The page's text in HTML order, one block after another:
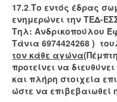
17.2.Το εντός έδρας
ενημερώνει την ΤΕΔ-
Τηλ: Ανδρικοπούλου
Τάνια 6974424268 )
τον κάθε αγώνα
προτείνει να
και πλήρη στοιχεία
ώστε να επιβεβαιωθεί